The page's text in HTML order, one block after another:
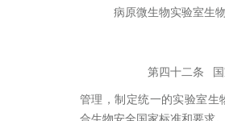
病原微生物实验室生
第四十二条 国
管理，制定统一的实验室生